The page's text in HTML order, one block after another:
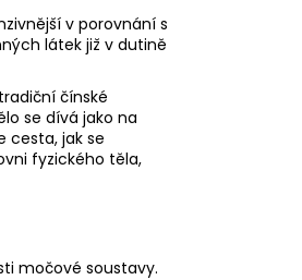
v porovnání s
látek již v dutině
čínské
se dívá jako na
cesta, jak se
fyzického těla,
močové soustavy.